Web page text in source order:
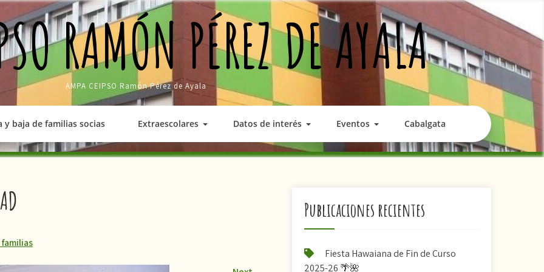
RAMÓN PÉREZ DE AYALA
AMPA CEIPSO Ramón Pérez de Ayala
y baja de familias socias Extraescolares Datos de interés Eventos Cabalgata
Publicaciones recientes
Fiesta Hawaiana de Fin de Curso
2025-26 🌴🌺